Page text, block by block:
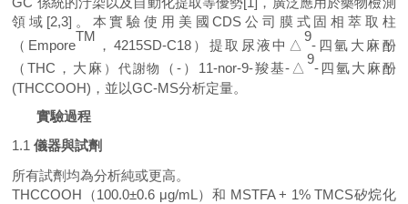
領域 [2,3] 。本實驗使用美國CDS公司膜式固相萃取柱
（ Empore
TM
4215SD-C18） 提取尿液中△
9
-四氫大麻酚
（THC，大麻 ）代謝物 （-） 11-nor-9-羧基- △
9
-四氫大麻酚
(THCCOOH) ，並以GC-MS分析定量。
1，實驗過程
1.1儀器與試劑
所有試劑均為分析純或更高。
THCCOOH （100.0±0.6 μg/mL）和 MSTFA + 1% TMCS矽烷化